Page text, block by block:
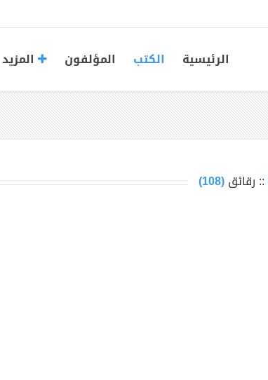
الرئيسية الكتب المؤلفون المزيد
:: رقائق(108)